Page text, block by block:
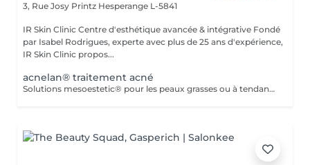
3, Rue Josy Printz Hesperange L-5841
IR Skin Clinic Centre d'esthétique avancée & intégrative Fondé
par Isabel Rodrigues, experte avec plus de 25 ans d'expérience,
IR Skin Clinic propos...
acnelan® traitement acné
Solutions mesoestetic® pour les peaux grasses ou à tendance acnéique. Résultats dermatologiquement prouvés.Méthode professionnelle esthétique pour le traitement des peaux à tendance acnéique et séborrhéique. Nettoie en profondeur la peau des impuretés acnéiques, facilitant ainsi l'activité optimale de l'unité pilosébacée.